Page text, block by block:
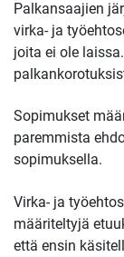
Palkansaajien
virka- ja
joita ei ole
Sopimukset
paremmista
sopimuksella.
Virka- ja
määriteltyjä
että ensin